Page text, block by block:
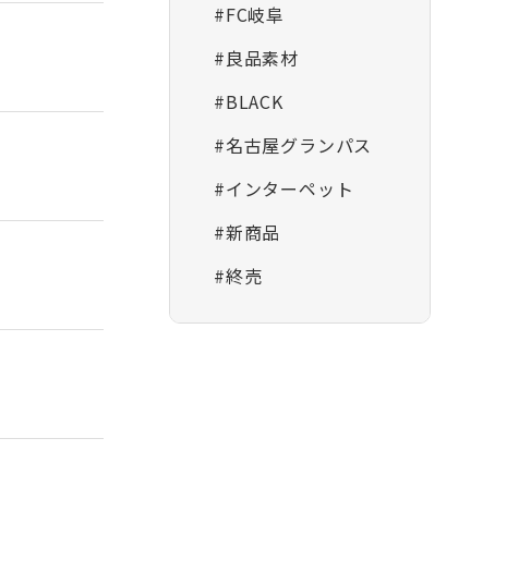
#FC岐阜
#良品素材
#BLACK
#名古屋グランパス
#インターペット
#新商品
#終売